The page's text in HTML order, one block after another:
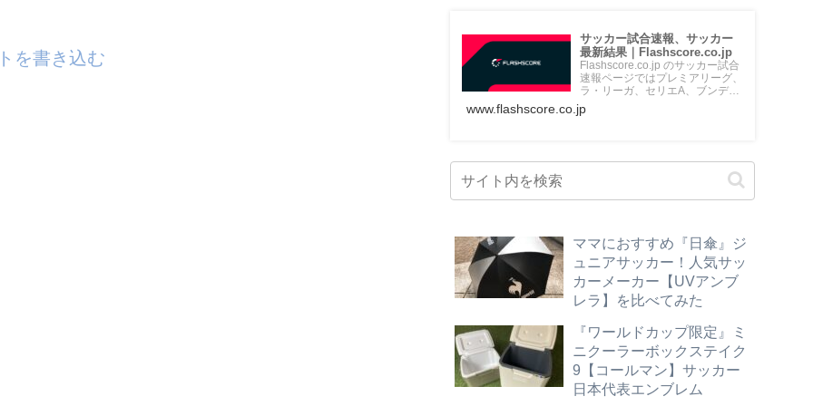
を書き込む
サッカー試合速報、サッカー
最新結果｜Flashscore.co.jp
Flashscore.co.jp のサッカー試合
速報ページではプレミアリーグ、
ラ・リーガ、セリエA、ブンデス
www.flashscore.co.jp
ママにおすすめ『日傘』ジ
ュニアサッカー！人気サッ
カーメーカー【UVアンブ
レラ】を比べてみた
『ワールドカップ限定』ミ
ニクーラーボックステイク
9【コールマン】サッカー
日本代表エンブレム